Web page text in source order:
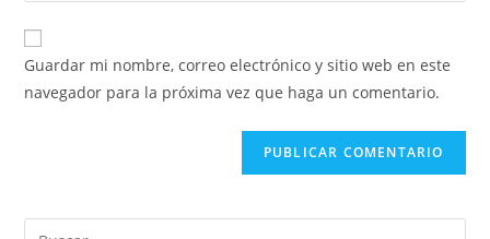
Guardar mi nombre, correo electrónico y sitio web en este
navegador para la próxima vez que haga un comentario.